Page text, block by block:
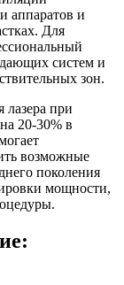
аппаратов и
Для
систем и
зон.
лазера при
20-30% в
возможные
поколения
мощности,